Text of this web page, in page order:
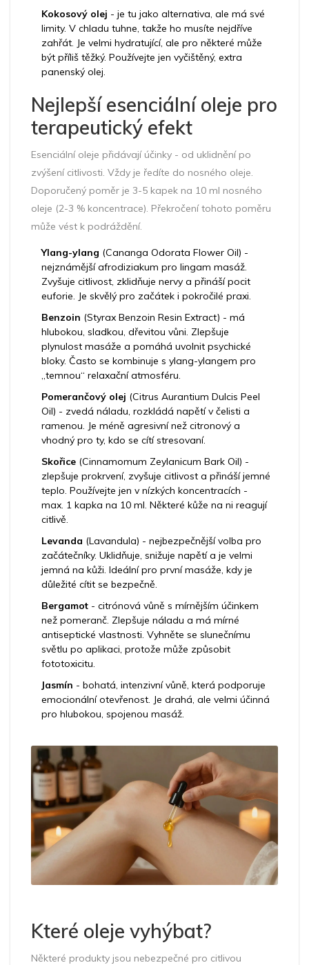
Kokosový olej - je tu jako alternativa, ale má své
limity. V chladu tuhne, takže ho musíte nejdříve
zahřát. Je velmi hydratující, ale pro některé může
být příliš těžký. Používejte jen vyčištěný, extra
panenský olej.
Nejlepší esenciální oleje pro
terapeutický efekt
Esenciální oleje přidávají účinky - od uklidnění po
zvýšení citlivosti. Vždy je ředíte do nosného oleje.
Doporučený poměr je 3-5 kapek na 10 ml nosného
oleje (2-3 % koncentrace). Překročení tohoto poměru
může vést k podráždění.
Ylang-ylang (Cananga Odorata Flower Oil) -
nejznámější afrodiziakum pro lingam masáž.
Zvyšuje citlivost, zklidňuje nervy a přináší pocit
euforie. Je skvělý pro začátek i pokročilé praxi.
Benzoin (Styrax Benzoin Resin Extract) - má
hlubokou, sladkou, dřevitou vůni. Zlepšuje
plynulost masáže a pomáhá uvolnit psychické
bloky. Často se kombinuje s ylang-ylangem pro
„temnou“ relaxační atmosféru.
Pomerančový olej (Citrus Aurantium Dulcis Peel
Oil) - zvedá náladu, rozkládá napětí v čelisti a
ramenou. Je méně agresivní než citronový a
vhodný pro ty, kdo se cítí stresovaní.
Skořice (Cinnamomum Zeylanicum Bark Oil) -
zlepšuje prokrvení, zvyšuje citlivost a přináší jemné
teplo. Používejte jen v nízkých koncentracích -
max. 1 kapka na 10 ml. Některé kůže na ni reagují
citlivě.
Levanda (Lavandula) - nejbezpečnější volba pro
začátečníky. Uklidňuje, snižuje napětí a je velmi
jemná na kůži. Ideální pro první masáže, kdy je
důležité cítit se bezpečně.
Bergamot - citrónová vůně s mírnějším účinkem
než pomeranč. Zlepšuje náladu a má mírné
antiseptické vlastnosti. Vyhněte se slunečnímu
světlu po aplikaci, protože může způsobit
fototoxicitu.
Jasmín - bohatá, intenzivní vůně, která podporuje
emocionální otevřenost. Je drahá, ale velmi účinná
pro hlubokou, spojenou masáž.
Které oleje vyhýbat?
Některé produkty jsou nebezpečné pro citlivou